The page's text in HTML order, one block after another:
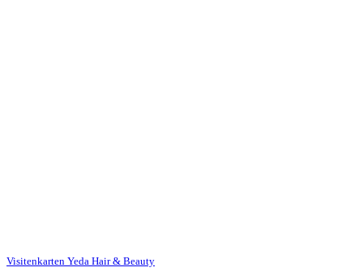
Visitenkarten Yeda Hair & Beauty